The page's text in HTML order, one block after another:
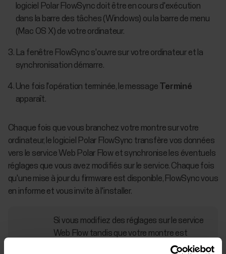
logiciel Polar FlowSync doit être en cours d'exécution
dans la barre des tâches (Windows) ou la barre de menu
(Mac OS X) de votre ordinateur.
La fenêtre FlowSync s'ouvre sur votre ordinateur et la
synchronisation démarre.
Une fois l'opération terminée, le message
Terminé
apparaît.
Chaque fois que vous branchez votre montre sur votre
ordinateur, le logiciel Polar FlowSync transfère vos données
vers le service Web Polar Flow et synchronise les éventuels
réglages que vous avez modifiés sur le service. Chaque fois
qu'une mise à jour du firmware est disponible, FlowSync vous
en informe et vous invite à l'installer.
Si vous modifiez des réglages sur le service
Web Flow tandis que votre montre est
raccordée à votre ordinateur, activez le